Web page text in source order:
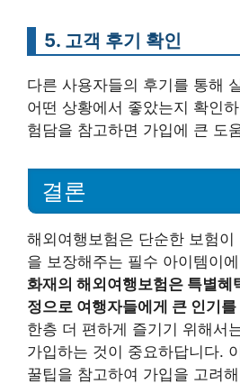
5. 고객 후기 확인
다른 사용자들의 후기를 통해
어떤 상황에서 좋았는지 확인
험담을 참고하면 가입에 큰 도
결론
해외여행보험은 단순한 보험이
을 보장해주는 필수 아이템이
화재의 해외여행보험은 특별혜
정으로 여행자들에게 큰 인기
한층 더 편하게 즐기기 위해서
가입하는 것이 중요하답니다.
꿀팁을 참고하여 가입을 고려